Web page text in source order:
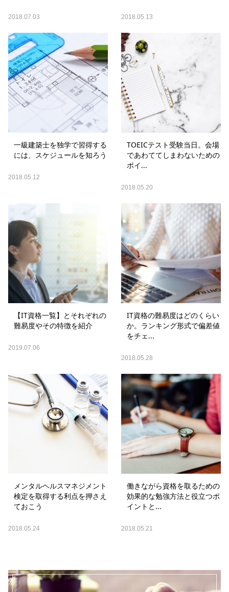
2018.07.03 2018.05.13
一級建築士を独学で習得する
には、スケジュールを知ろう
2018.05.12
TOEICテスト受験当日。会場
であわててしまわないための
ポイ...
2018.05.20
【IT資格一覧】とそれぞれの
難易度やその特徴を紹介
2019.07.06
IT資格の難易度はどのくらい
か。ランキング形式で偏差値
をチェ...
2018.05.28
メンタルヘルスマネジメント
検定を取得する利点を押さえ
ておこう
2018.05.24
働きながら資格を取るための
効果的な勉強方法と役立つポ
イントと...
2018.05.21